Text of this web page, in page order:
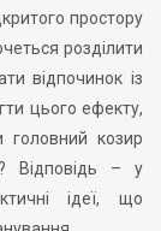
простору
розділити
відпочинок із
цього ефекту,
головний козир
Відповідь – у
ідеї, що